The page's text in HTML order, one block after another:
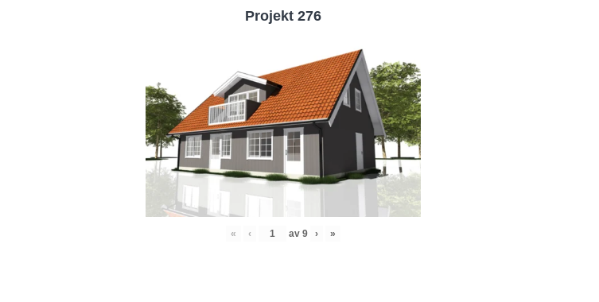
Projekt 276
« ‹ av 9 › »